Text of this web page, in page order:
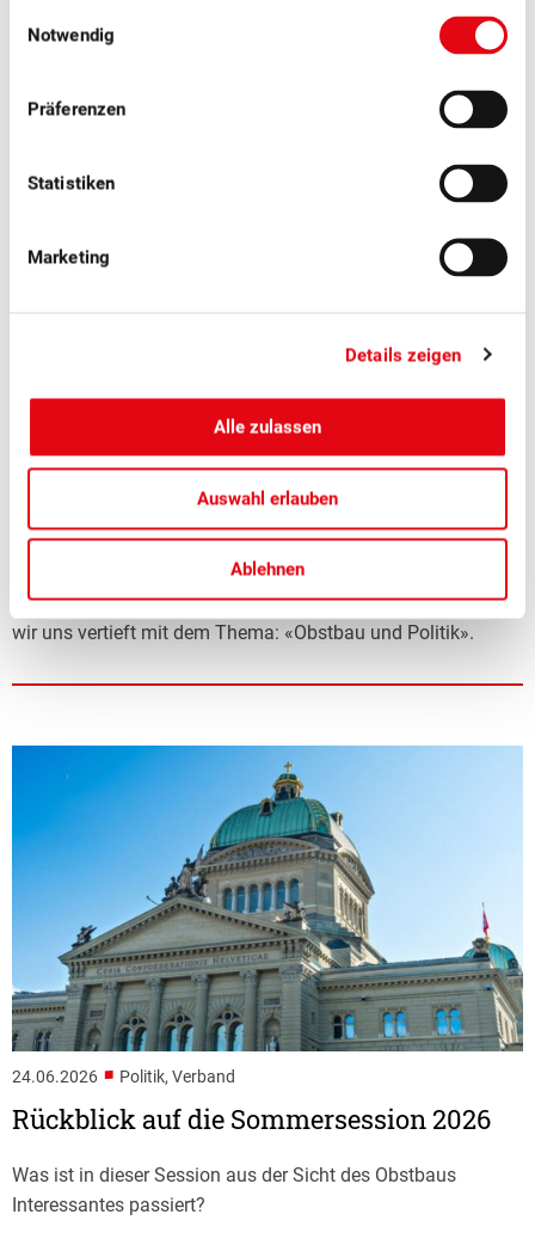
Notwendig
Präferenzen
Statistiken
Marketing
Details zeigen
Alle zulassen
Auswahl erlauben
Ablehnen
und die Vernetzung innerhalb der Branche im Zentrum.
30.06.2026 ■ Mitgliedermagazin, Politik, Publikationen
Schweizer Obst 3/2026: Obstbau und
Politik
In der aktuellen Ausgabe des Schweizer Obst beschäftigen
wir uns vertieft mit dem Thema: «Obstbau und Politik».
24.06.2026 ■ Politik, Verband
Rückblick auf die Sommersession 2026
Was ist in dieser Session aus der Sicht des Obstbaus
Interessantes passiert?